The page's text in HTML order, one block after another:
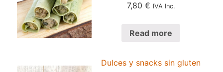
7,80 € IVA Inc.
Read more
Dulces y snacks sin gluten